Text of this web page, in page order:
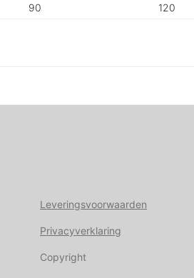
90 120
Leveringsvoorwaarden
Privacyverklaring
Copyright